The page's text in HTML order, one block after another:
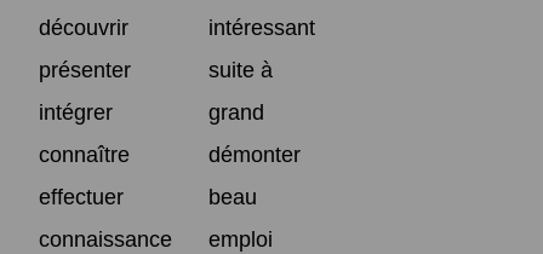
découvrir
intéressant
présenter
suite à
intégrer
grand
connaître
démonter
effectuer
beau
connaissance
emploi